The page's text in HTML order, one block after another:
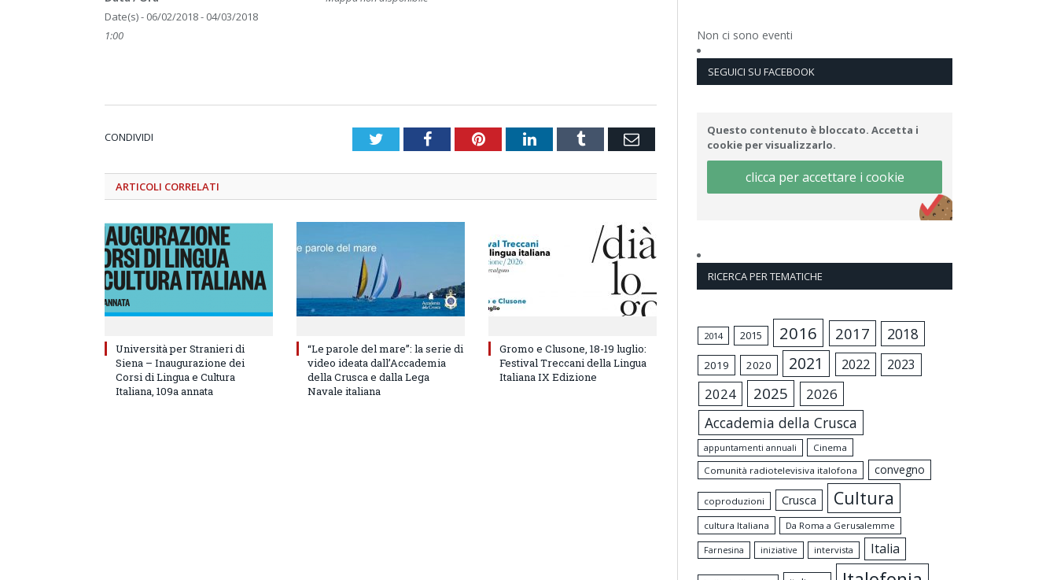
Date(s) - 06/02/2018 - 04/03/2018
1:00
CONDIVIDI TwitterFacebookPinterestLinkedInTumblr Email
ARTICOLI CORRELATI
Università per Stranieri di
Siena – Inaugurazione dei
Corsi di Lingua e Cultura
Italiana, 109a annata
“Le parole del mare”: la serie di
video ideata dall’Accademia
della Crusca e dalla Lega
Navale italiana
Gromo e Clusone, 18-19 luglio:
Festival Treccani della Lingua
Italiana IX Edizione
Non ci sono eventi
SEGUICI SU FACEBOOK
Questo contenuto è bloccato. Accetta i
cookie per visualizzarlo.
clicca per accettare i cookie
RICERCA PER TEMATICHE
2014 2015 2016 2017 2018
2019 2020 2021 2022 2023
2024 2025 2026
Accademia della Crusca
appuntamenti annuali
Cinema
Comunità radiotelevisiva italofona
convegno
coproduzioni Crusca Cultura
cultura Italiana Da Roma a Gerusalemme
Farnesina iniziative intervista Italia